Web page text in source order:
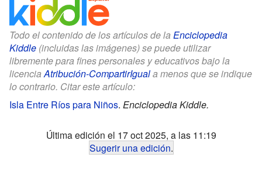
Todo el contenido de los artículos de la Enciclopedia
Kiddle (incluidas las imágenes) se puede utilizar
libremente para fines personales y educativos bajo la
licencia Atribución-CompartirIguala menos que se indique
lo contrario. Citar este artículo:
Isla Entre Ríos para Niños. Enciclopedia Kiddle.
Última edición el 17 oct 2025, a las 11:19
Sugerir una edición.